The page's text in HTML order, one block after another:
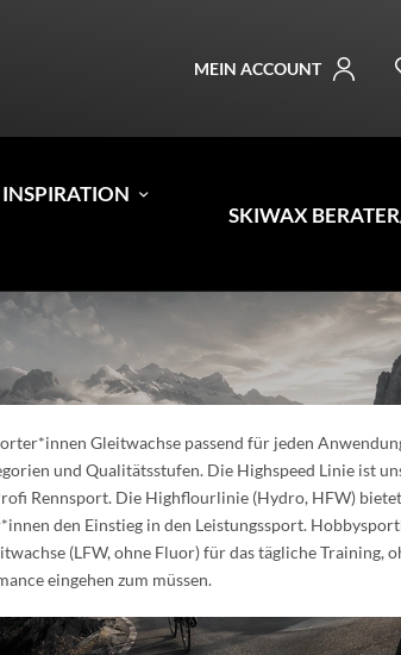
MEIN ACCOUNT
SKIWAX
Gleitwachse passend für jeden
und Qualitätsstufen. Die Highspeed Linie ist
Rennsport. Die Highflourlinie (Hydro, HFW)
den Einstieg in den Leistungssport.
(LFW, ohne Fluor) für das tägliche Training,
eingehen zum müssen.